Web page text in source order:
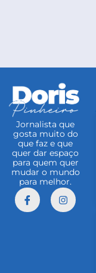
Jornalista que
gosta muito do
que faz e que
quer dar espaço
para quem quer
mudar o mundo
para melhor.